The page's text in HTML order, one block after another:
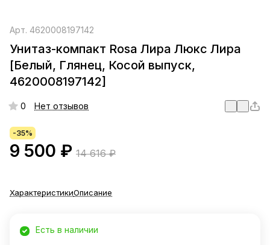
Арт. 4620008197142
Унитаз-компакт Rosa Лира Люкс Лира
[Белый, Глянец, Косой выпуск,
4620008197142]
0 Нет отзывов
-35%
9 500 ₽ 14 616 ₽
ХарактеристикиОписание
Есть в наличии